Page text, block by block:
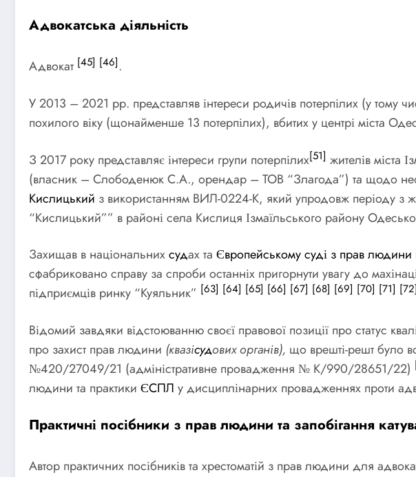
Адвокатська діяльність
Адвокат [45] [46].
У 2013 – 2021 рр. представляв інтереси родичів потерпілих (у тому
похилого віку (щонайменше 13 потерпілих), вбитих у центрі міста
З 2017 року представляє інтереси групи потерпілих[51] жителів міста
(власник – Слободенюк С.А., орендар – ТОВ “Злагода”) та щодо
Кислицький з використанням ВИЛ-0224-К, який упродовж періоду з
“Кислицький”” в районі села Кислиця Ізмаїльського району
Захищав в національнихсудах та Європейському суді з прав людини
сфабриковано справу за спроби останніх пригорнути увагу до
підприємців ринку “Куяльник” [63] [64] [65] [66] [67] [68] [69] [70] [71] [72]
Відомий завдяки відстоюванню своєї правової позиції про статус
про захист прав людини (квазісудових органів), що врешті-решт було
№420/27049/21 (адміністративне провадження № К/990/28651/22)
людини та практики ЄСПЛ у дисциплінарних провадженнях проти
Практичні посібники з прав людини та запобігання
Автор практичних посібників та хрестоматій з прав людини для